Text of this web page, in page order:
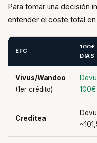
Para tomar una decisión
entender el coste total en
EFC
100€
DÍAS
Vivus/Wandoo
(1er crédito)
100€
Creditea